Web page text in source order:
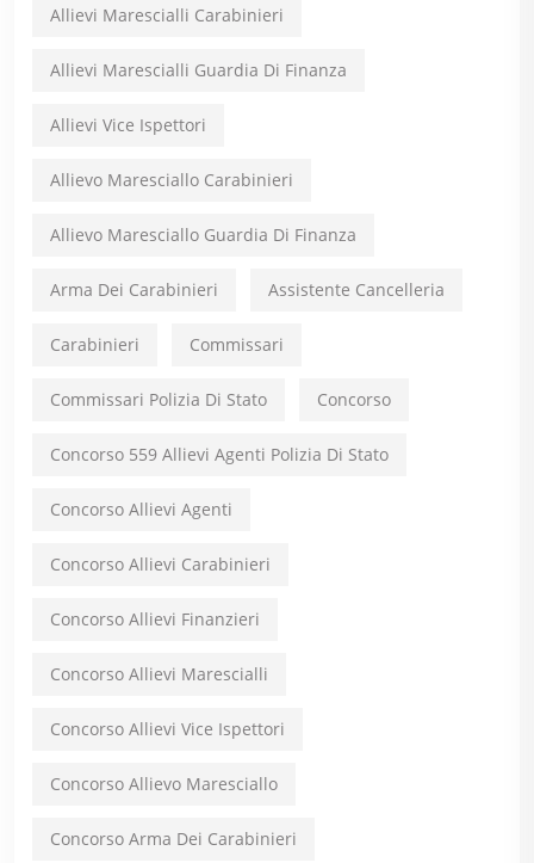
Allievi Marescialli Carabinieri
Allievi Marescialli Guardia Di Finanza
Allievi Vice Ispettori
Allievo Maresciallo Carabinieri
Allievo Maresciallo Guardia Di Finanza
Arma Dei Carabinieri Assistente Cancelleria
Carabinieri Commissari
Commissari Polizia Di Stato Concorso
Concorso 559 Allievi Agenti Polizia Di Stato
Concorso Allievi Agenti
Concorso Allievi Carabinieri
Concorso Allievi Finanzieri
Concorso Allievi Marescialli
Concorso Allievi Vice Ispettori
Concorso Allievo Maresciallo
Concorso Arma Dei Carabinieri